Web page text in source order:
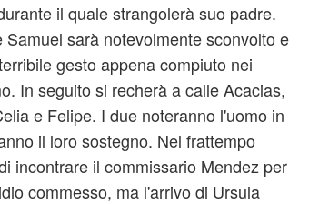
il quale strangolerà suo padre.
Samuel sarà notevolmente sconvolto e
gesto appena compiuto nei
In seguito si recherà a calle Acacias,
e Felipe. I due noteranno l'uomo in
il loro sostegno. Nel frattempo
incontrare il commissario Mendez per
commesso, ma l'arrivo di Ursula